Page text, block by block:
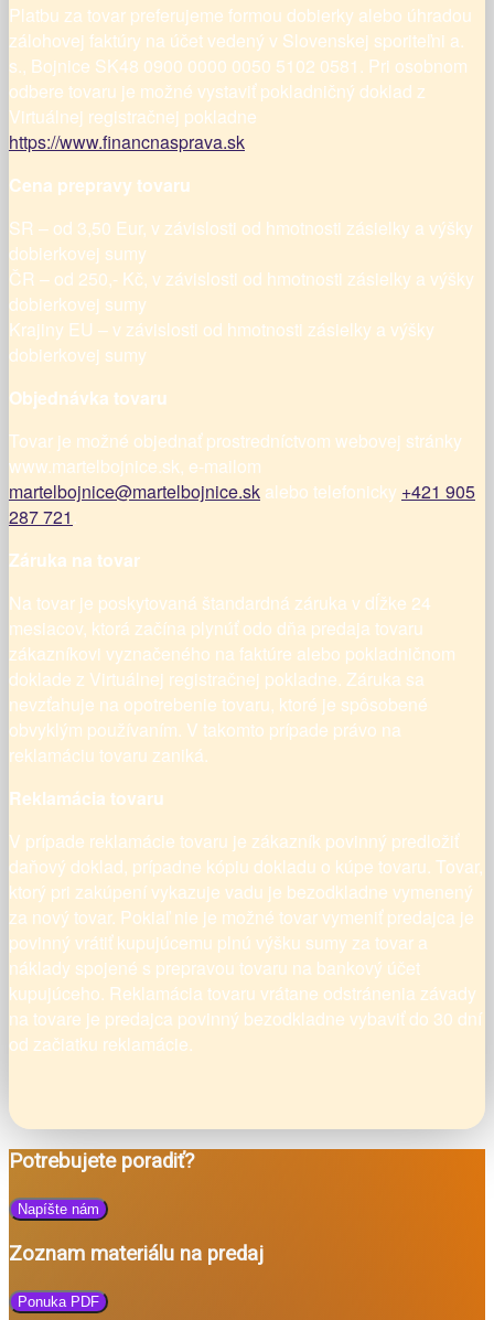
Platbu za tovar preferujeme formou dobierky alebo úhradou
zálohovej faktúry na účet vedený v Slovenskej sporiteľni a.
s., Bojnice SK48 0900 0000 0050 5102 0581. Pri osobnom
odbere tovaru je možné vystaviť pokladničný doklad z
Virtuálnej registračnej pokladne
https://www.financnasprava.sk
Cena prepravy tovaru
SR – od 3,50 Eur, v závislosti od hmotnosti zásielky a výšky
dobierkovej sumy
ČR – od 250,- Kč, v závislosti od hmotnosti zásielky a výšky
dobierkovej sumy
Krajiny EU – v závislosti od hmotnosti zásielky a výšky
dobierkovej sumy
Objednávka tovaru
Tovar je možné objednať prostredníctvom webovej stránky
www.martelbojnice.sk, e-mailom
martelbojnice@martelbojnice.sk alebo telefonicky +421 905
287 721.
Záruka na tovar
Na tovar je poskytovaná štandardná záruka v dĺžke 24
mesiacov, ktorá začína plynúť odo dňa predaja tovaru
zákazníkovi vyznačeného na faktúre alebo pokladničnom
doklade z Virtuálnej registračnej pokladne. Záruka sa
nevzťahuje na opotrebenie tovaru, ktoré je spôsobené
obvyklým používaním. V takomto prípade právo na
reklamáciu tovaru zaniká.
Reklamácia tovaru
V prípade reklamácie tovaru je zákazník povinný predložiť
daňový doklad, prípadne kópiu dokladu o kúpe tovaru. Tovar,
ktorý pri zakúpení vykazuje vadu je bezodkladne vymenený
za nový tovar. Pokiaľ nie je možné tovar vymeniť predajca je
povinný vrátiť kupujúcemu plnú výšku sumy za tovar a
náklady spojené s prepravou tovaru na bankový účet
kupujúceho. Reklamácia tovaru vrátane odstránenia závady
na tovare je predajca povinný bezodkladne vybaviť do 30 dní
od začiatku reklamácie.
Potrebujete poradiť?
Napíšte nám
Zoznam materiálu na predaj
Ponuka PDF